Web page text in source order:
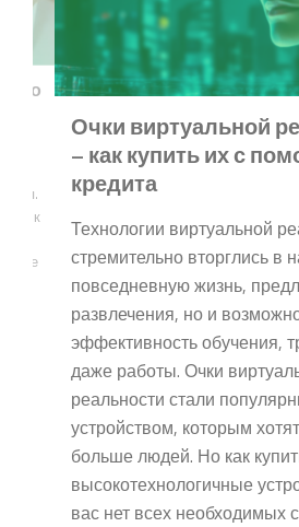
к
Очки виртуальной
– как купить их с
кредита
Технологии виртуальной
стремительно вторглись в
повседневную жизнь,
развлечения, но и
эффективность обучения,
даже работы. Очки
реальности стали
устройством, которым
больше людей. Но как
высокотехнологичные
вас нет всех необходимых